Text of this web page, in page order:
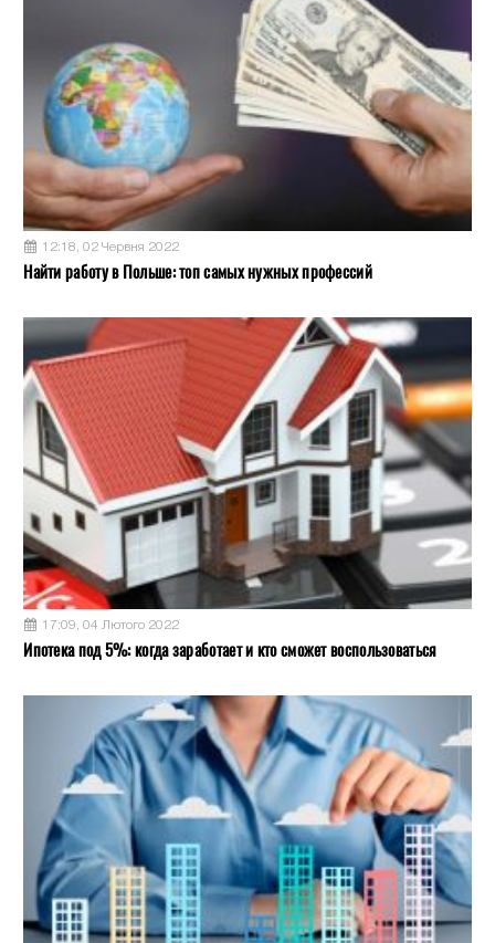
12:18, 02 Червня 2022
Найти работу в Польше: топ самых нужных профессий
17:09, 04 Лютого 2022
Ипотека под 5%: когда заработает и кто сможет воспользоваться